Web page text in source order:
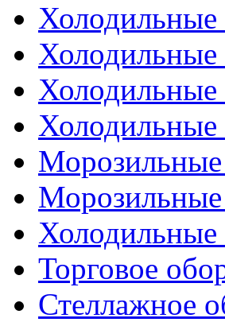
Холодильные
Холодильные
Холодильные
Торговое
Стеллажное